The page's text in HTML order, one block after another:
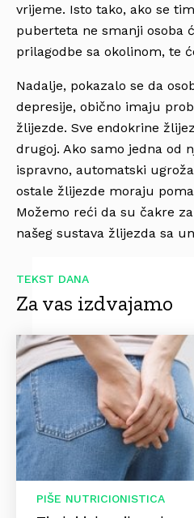
vrijeme. Isto tako, ako se
puberteta ne smanji osoba
prilagodbe sa okolinom, te
Nadalje, pokazalo se da
depresije, obično imaju
žlijezde. Sve endokrine
drugoj. Ako samo jedna od
ispravno, automatski
ostale žlijezde moraju
Možemo reći da su čakre
našeg sustava žlijezda sa
TEKST DANA
Za vas izdvajamo
PIŠE NUTRICIONISTICA